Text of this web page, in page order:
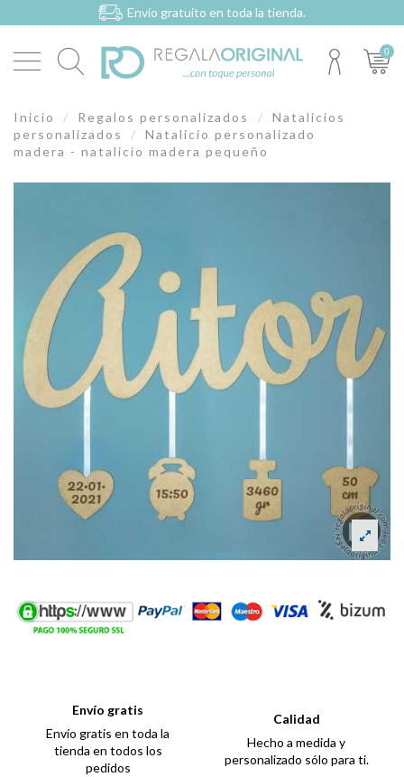
Envío gratuito en toda la tienda.
0
Inicio Regalos personalizados
Natalicios
personalizados
Natalicio personalizado
madera - natalicio madera pequeño
Envío gratis
Envío gratis en toda la
tienda en todos los
pedidos
Calidad
Hecho a medida y
personalizado sólo para ti.